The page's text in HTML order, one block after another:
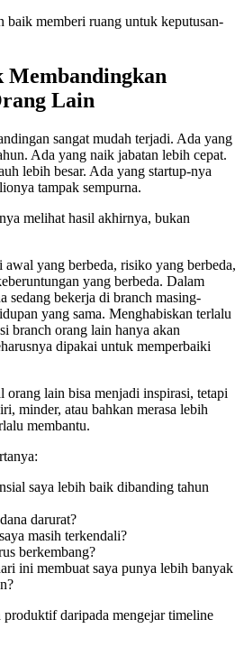
baik memberi ruang untuk keputusan-
Membandingkan
Lain
sangat mudah terjadi. Ada yang
Ada yang naik jabatan lebih cepat.
lebih besar. Ada yang startup-nya
tampak sempurna.
melihat hasil akhirnya, bukan
yang berbeda, risiko yang berbeda,
yang berbeda. Dalam
sedang bekerja di branch masing-
yang sama. Menghabiskan terlalu
branch orang lain hanya akan
dipakai untuk memperbaiki
orang lain bisa menjadi inspirasi, tetapi
minder, atau bahkan merasa lebih
membantu.
saya lebih baik dibanding tahun
darurat?
masih terkendali?
berkembang?
ini membuat saya punya lebih banyak
daripada mengejar timeline